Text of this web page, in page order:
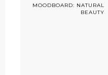
MOODBOARD: NATURAL
BEAUTY